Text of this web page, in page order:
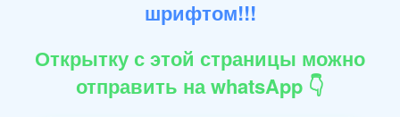
шрифтом!!!
Открытку с этой страницы можно
отправить на whatsApp 👇